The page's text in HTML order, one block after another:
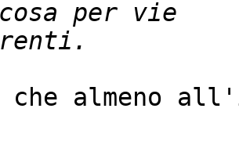
che almeno